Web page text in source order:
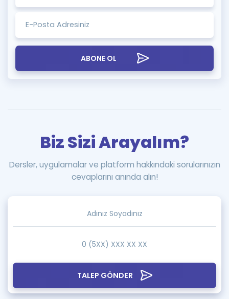
ABONE OL
TALEP GÖNDER
Biz Sizi Arayalım?
Dersler, uygulamalar ve platform hakkındaki sorularınızın
cevaplarını anında alın!